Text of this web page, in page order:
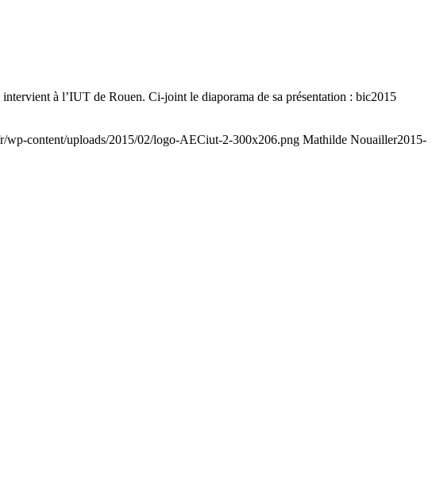
à l’IUT de Rouen. Ci-joint le diaporama de sa présentation : bic2015
wp-content/uploads/2015/02/logo-AECiut-2-300x206.png Mathilde Nouailler2015-